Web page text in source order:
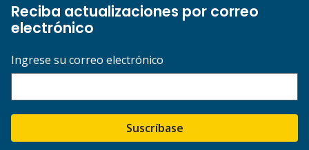
Reciba actualizaciones por correo
electrónico
Ingrese su correo electrónico
Suscríbase